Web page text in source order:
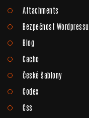
Attachments
Bezpečnost Wordpressu
Blog
Cache
České šablony
Codex
Css